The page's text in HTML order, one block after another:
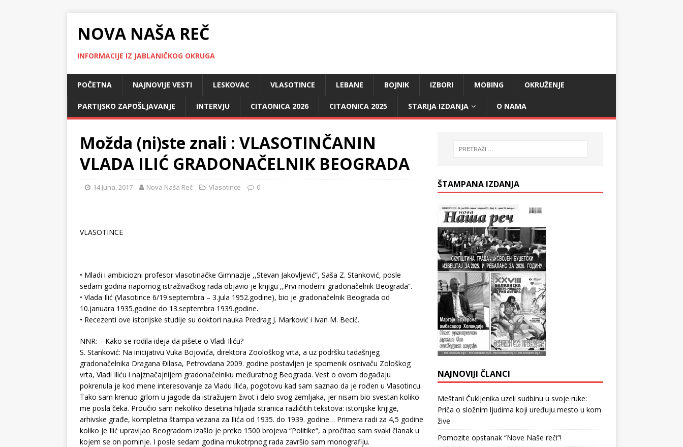
NOVA NAŠA REČ
INFORMACIJE IZ JABLANIČKOG OKRUGA
POČETNA NAJNOVIJE VESTI LESKOVAC VLASOTINCE LEBANE BOJNIK IZBORI MOBING OKRUŽENJE
PARTIJSKO ZAPOŠLJAVANJE INTERVJU CITAONICA 2026 CITAONICA 2025 STARIJA IZDANJA O NAMA
Možda (ni)ste znali : VLASOTINČANIN
VLADA ILIĆ GRADONAČELNIK BEOGRADA
14 Juna, 2017 Nova Naša Reč Vlasotince 0
VLASOTINCE
• Mladi i ambiciozni profesor vlasotinačke Gimnazije ,,Stevan Jakovljević”, Saša Z. Stanković, posle
sedam godina napornog istraživačkog rada objavio je knjigu ,,Prvi moderni gradonačelnik Beograda”.
• Vlada Ilić (Vlasotince 6/19.septembra – 3.jula 1952.godine), bio je gradonačelnik Beograda od
10.januara 1935.godine do 13.septembra 1939.godine.
• Recezenti ove istorijske studije su doktori nauka Predrag J. Marković i Ivan M. Becić.
NNR: – Kako se rodila ideja da pišete o Vladi Iliću?
S. Stanković: Na inicijativu Vuka Bojovića, direktora Zoološkog vrta, a uz podršku tadašnjeg
gradonačelnika Dragana Đilasa, Petrovdana 2009. godine postavljen je spomenik osnivaču Zološkog
vrta, Vladi Iliću i najznačajnijem gradonačelniku međuratnog Beograda. Vest o ovom događaju
pokrenula je kod mene interesovanje za Vladu Ilića, pogotovu kad sam saznao da je rođen u Vlasotincu.
Tako sam krenuo grlom u jagode da istražujem život i delo svog zemljaka, jer nisam bio svestan koliko
me posla čeka. Proučio sam nekoliko desetina hiljada stranica različitih tekstova: istorijske knjige,
arhivske građe, kompletna štampa vezana za Ilića od 1935. do 1939. godine… Primera radi za 4,5 godine
koliko je Ilić upravljao Beogradom izašlo je preko 1500 brojeva “Politike“, a pročitao sam svaki članak u
kojem se on pominje. I posle sedam godina mukotrpnog rada završio sam monografiju.
ŠTAMPANA IZDANJA
NAJNOVIJI ČLANCI
Meštani Čukljenika uzeli sudbinu u svoje ruke:
Priča o složnim ljudima koji uređuju mesto u kom
žive
Pomozite opstanak “Nove Naše reči”!